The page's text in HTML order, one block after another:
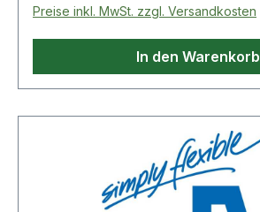
Preise inkl. MwSt. zzgl. Versandkosten
In den Warenkorb